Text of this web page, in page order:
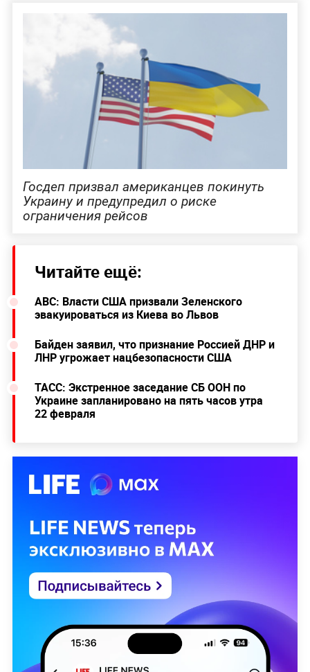
Госдеп призвал американцев покинуть
Украину и предупредил о риске
ограничения рейсов
Читайте ещё:
ABC: Власти США призвали Зеленского
эвакуироваться из Киева во Львов
Байден заявил, что признание Россией ДНР и
ЛНР угрожает нацбезопасности США
ТАСС: Экстренное заседание СБ ООН по
Украине запланировано на пять часов утра
22 февраля